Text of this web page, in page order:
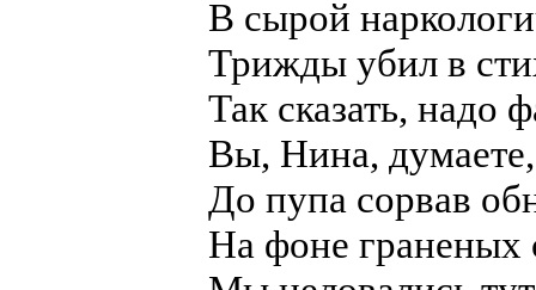
В сырой
Трижды убил в
Так сказать, надо
Вы, Нина,
До пупа сорвав
На фоне граненых